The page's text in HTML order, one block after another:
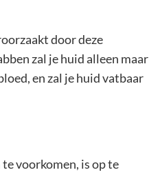
door deze
zal je huid alleen maar
en zal je huid vatbaar
te voorkomen, is op te